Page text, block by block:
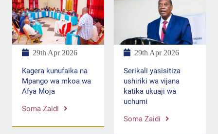
29th Apr 2026
Kagera kunufaika na
Mpango wa mkoa wa
Afya Moja
Soma Zaidi
29th Apr 2026
Serikali yasisitiza
ushiriki wa vijana
katika ukuaji wa
uchumi
Soma Zaidi